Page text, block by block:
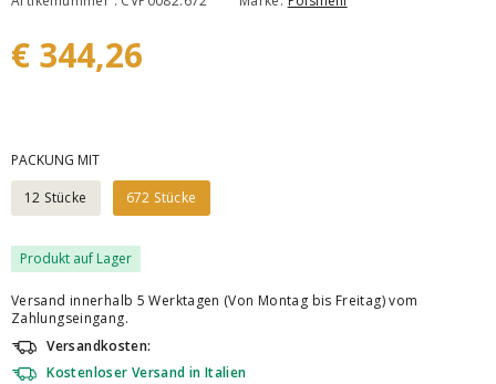
€ 344,26
PACKUNG MIT
12 Stücke
672 Stücke
Produkt auf Lager
Versand innerhalb 5 Werktagen (Von Montag bis Freitag) vom
Zahlungseingang.
Versandkosten:
Kostenloser Versand in Italien